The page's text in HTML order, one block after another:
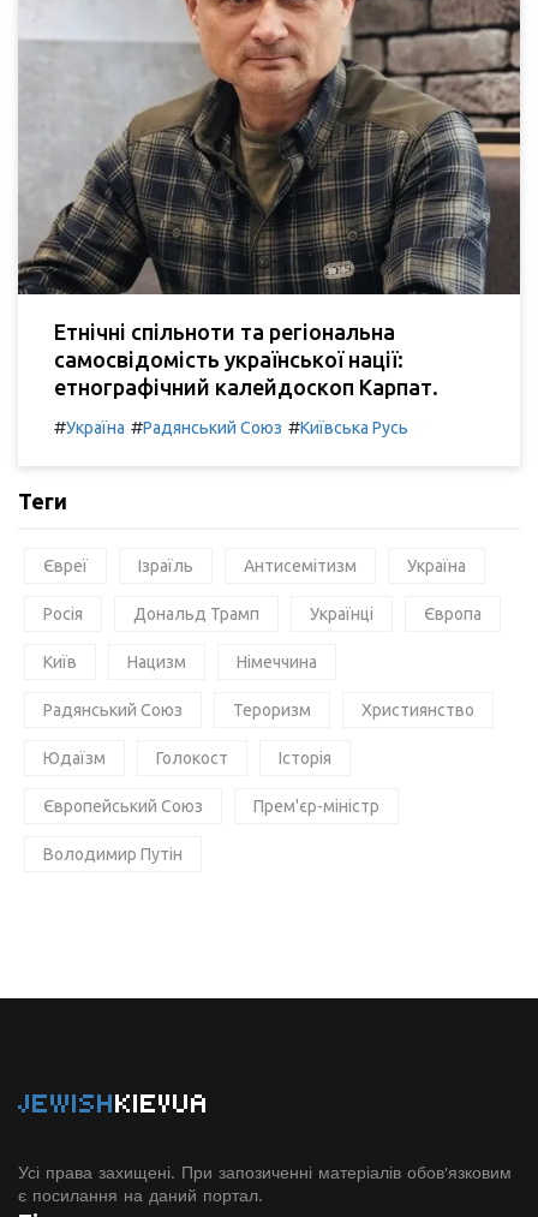
Етнічні спільноти та регіональна
самосвідомість української нації:
етнографічний калейдоскоп Карпат.
#Україна #Радянський Союз #Київська Русь
Теги
Євреї Ізраїль Антисемітизм Україна
Росія Дональд Трамп Українці Європа
Київ Нацизм Німеччина
Радянський Союз Тероризм Християнство
Юдаїзм Голокост Історія
Європейський Союз Прем'єр-міністр
Володимир Путін
JEWISHKIEVUA
Усі права захищені. При запозиченні матеріалів обов'язковим
є посилання на даний портал.